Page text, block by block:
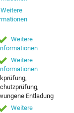
Weitere
Weitere
Weitere
Entladung
Weitere